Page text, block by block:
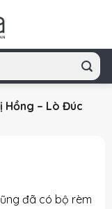
Hồng – Lò Đúc
đã có bộ rèm